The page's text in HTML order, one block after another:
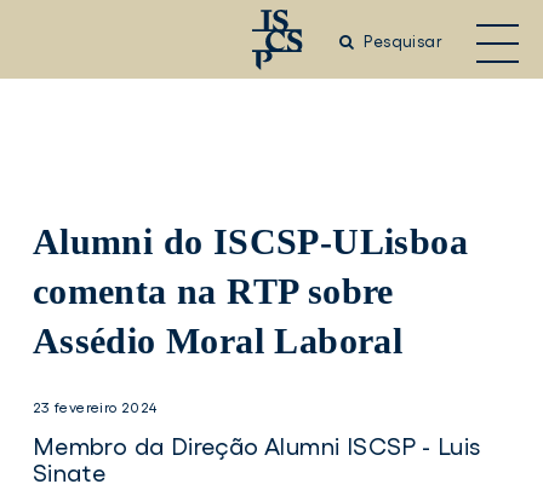
Pesquisar
Alumni do ISCSP-ULisboa
comenta na RTP sobre
Assédio Moral Laboral
23 fevereiro 2024
Membro da Direção Alumni ISCSP - Luis
Sinate